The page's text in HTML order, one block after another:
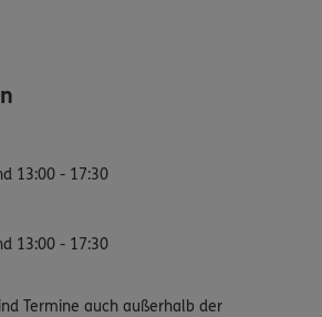
13:00 - 17:30
13:00 - 17:30
Termine auch außerhalb der